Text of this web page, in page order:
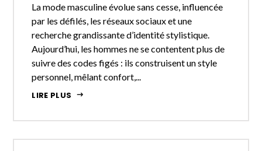
La mode masculine évolue sans cesse, influencée
par les défilés, les réseaux sociaux et une
recherche grandissante d’identité stylistique.
Aujourd’hui, les hommes ne se contentent plus de
suivre des codes figés : ils construisent un style
personnel, mêlant confort,...
LIRE PLUS